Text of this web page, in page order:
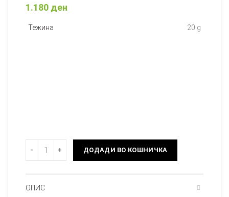
1.180 ден
Тежина 20 g
ДОДАДИ ВО КОШНИЧКА
ОПИС